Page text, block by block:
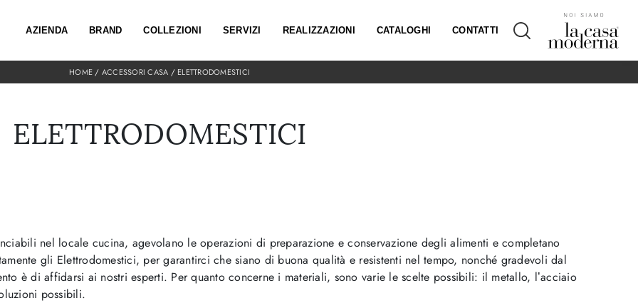
AZIENDA BRAND COLLEZIONI SERVIZI REALIZZAZIONI CATALOGHI CONTATTI
HOME / ACCESSORI CASA / ELETTRODOMESTICI
ELETTRODOMESTICI
nel locale cucina, agevolano le operazioni di preparazione e conservazione degli alimenti e completano
gli Elettrodomestici, per garantirci che siano di buona qualità e resistenti nel tempo, nonché gradevoli dal
è di affidarsi ai nostri esperti. Per quanto concerne i materiali, sono varie le scelte possibili: il metallo, l’acciaio
possibili.